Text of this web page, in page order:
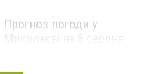
Прогноз погоди у
Миколаєві на 8 серпня: